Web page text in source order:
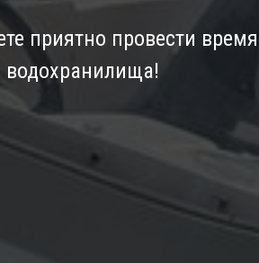
приятно провести
водохранилища!